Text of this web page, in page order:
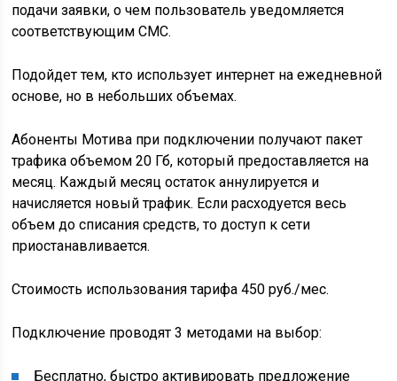
подачи заявки, о чем пользователь уведомляется
соответствующим СМС.
Подойдет тем, кто использует интернет на ежедневной
основе, но в небольших объемах.
Абоненты Мотива при подключении получают пакет
трафика объемом 20 Гб, который предоставляется на
месяц. Каждый месяц остаток аннулируется и
начисляется новый трафик. Если расходуется весь
объем до списания средств, то доступ к сети
приостанавливается.
Стоимость использования тарифа 450 руб./мес.
Подключение проводят 3 методами на выбор:
Бесплатно, быстро активировать предложение